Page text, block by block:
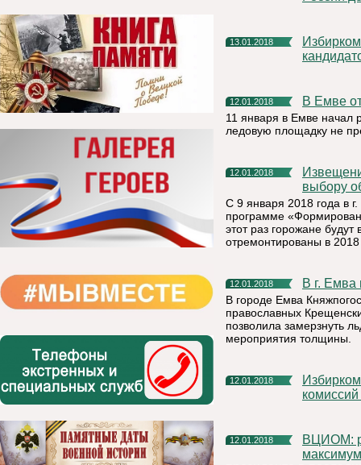
13.01.2018
Избирком Коми установил время агитационных встреч
12.01.2018 В Емве
11 января в Емве начал
ледовую площадку не
12.01.2018
Извещение о проведении общественного обсуждения по
выбору
С 9 января 2018 года в
программе
этот раз горожане
отремонтированы в
12.01.2018 В г.
В городе Емва
православных
позволила замерзнуть
мероприятия толщины.
12.01.2018
Избирком Коми утвердил график работы участковых
12.01.2018
ВЦИОМ: рейтинг доверия Путину в декабре достиг